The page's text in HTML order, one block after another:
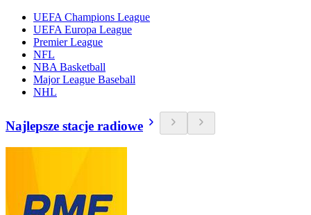
UEFA Champions League
UEFA Europa League
Premier League
NFL
NBA Basketball
Major League Baseball
NHL
Najlepsze stacje radiowe